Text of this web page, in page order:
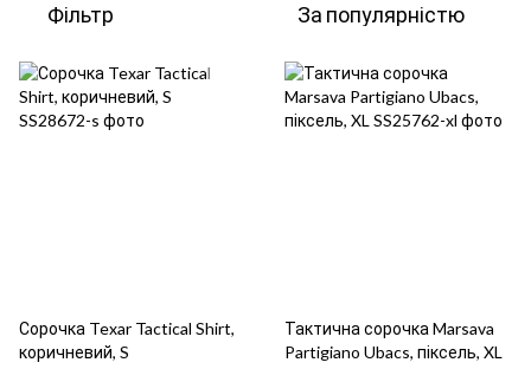
Фільтр За популярністю
Сорочка Texar Tactical Shirt,
коричневий, S
Тактична сорочка Marsava
Partigiano Ubacs, піксель, XL